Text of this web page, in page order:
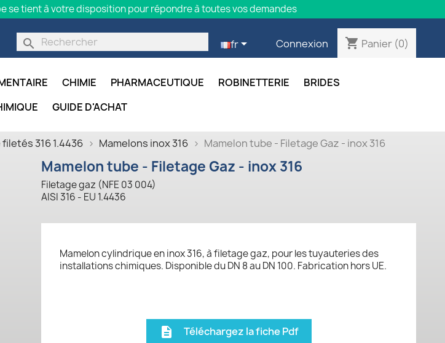
se tient à votre disposition pour répondre à toutes vos demandes
search fr Connexion shopping_cart Panier (0)
CHIMIE PHARMACEUTIQUE ROBINETTERIE
BRIDES
GUIDE D'ACHAT
316 1.4436 Mamelons inox 316 Mamelon tube - Filetage Gaz - inox 316
Mamelon tube - Filetage Gaz - inox 316
Filetage gaz (NFE 03 004)
AISI 316 - EU 1.4436
Mamelon cylindrique en inox 316, à filetage gaz, pour les tuyauteries des
installations chimiques. Disponible du DN 8 au DN 100. Fabrication hors UE.
description Téléchargez la fiche Pdf